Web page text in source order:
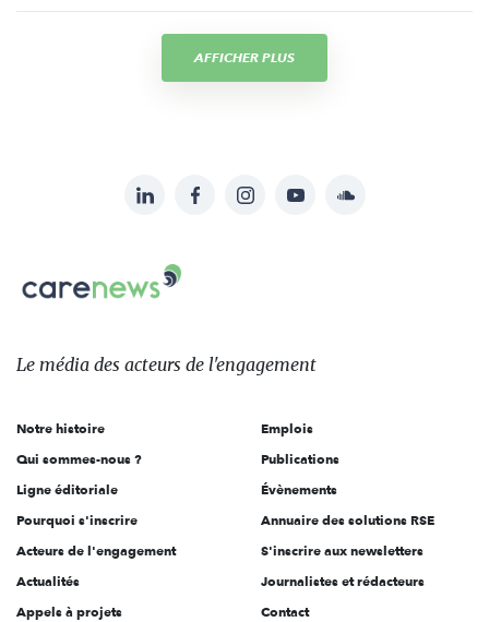
AFFICHER PLUS
sur:
LinkedInFacebookInstagramYouTubeSoundcloud
Carenews,
Le
des
l'engagement
Le média des acteurs de l'engagement
Notre histoire
Qui sommes-nous ?
Ligne éditoriale
Pourquoi s'inscrire
Acteurs de l'engagement
Actualités
Appels à projets
Emplois
Publications
Évènements
Annuaire des solutions RSE
S'inscrire aux newsletters
Journalistes et rédacteurs
Contact